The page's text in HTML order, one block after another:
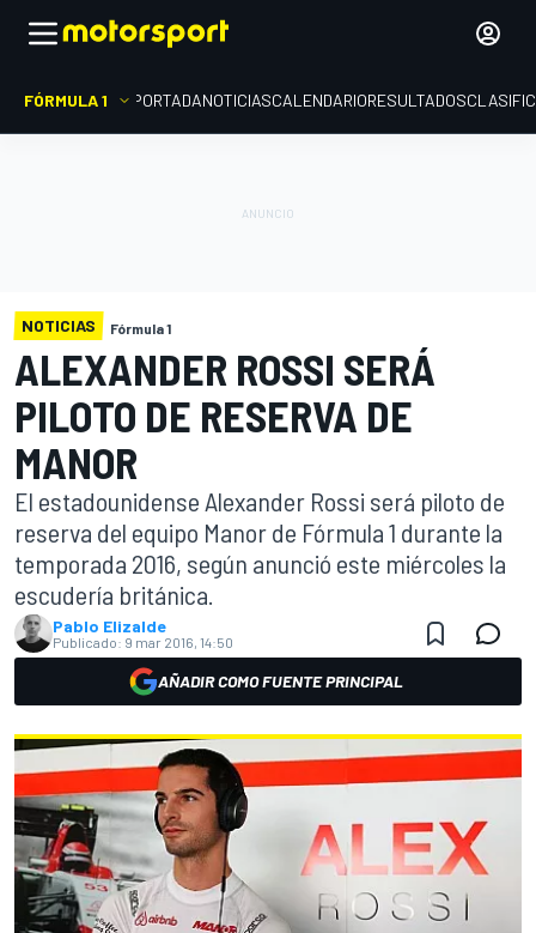
FÓRMULA 1 PORTADANOTICIASCALENDARIORESULTADOS
NOTICIAS Fórmula 1
ALEXANDER ROSSI SERÁ
PILOTO DE RESERVA DE
MANOR
El estadounidense Alexander Rossi será piloto de
reserva del equipo Manor de Fórmula 1 durante la
temporada 2016, según anunció este miércoles la
escudería británica.
Pablo Elizalde
Publicado: 9 mar 2016, 14:50
AÑADIR COMO FUENTE PRINCIPAL